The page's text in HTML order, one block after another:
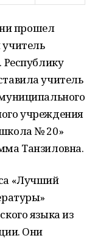
прошел
Республику
учитель
учреждения
№ 20»
Танзиловна.
«Лучший
языка из
Они